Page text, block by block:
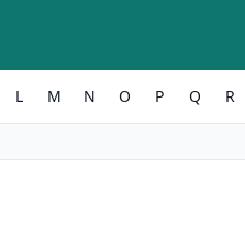
L M N O P Q R